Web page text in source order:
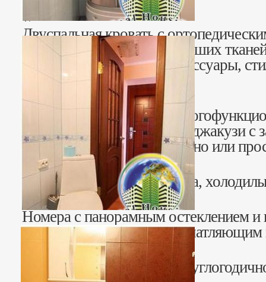
Двуспальная кровать с
комплектом постели из лучших
необходимая мебель и аксессуары,
дизайн.
Санузел совмещенный,
гидромассажный бокс или джакузи с
экраном, для просмотра кино или
Установлены сплит-система,
Номера с панорамным остеклением и
просторную террасу с
Автономное отопление,